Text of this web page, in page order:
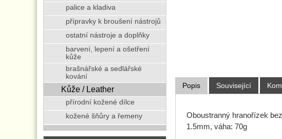
Popis Související
Oboustranný hranořízek
1.5mm, váha: 70g
palice a kladiva
přípravky k broušení nástrojů
ostatní nástroje a doplňky
barvení, lepení a ošetření
kůže
brašnářské a sedlářské
kování
Kůže / Leather
přírodní kožené dílce
kožené šňůry a řemeny